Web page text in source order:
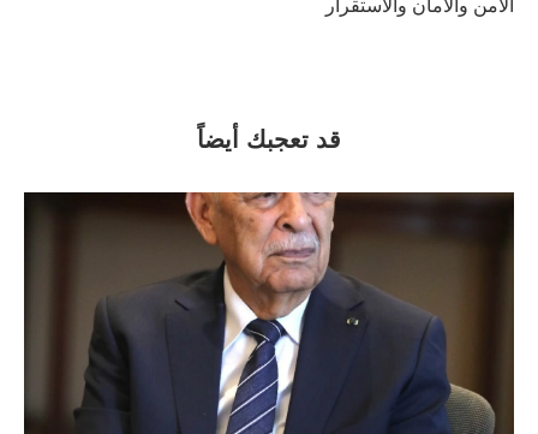
الأمن والأمان والاستقرار
قد تعجبك أيضاً